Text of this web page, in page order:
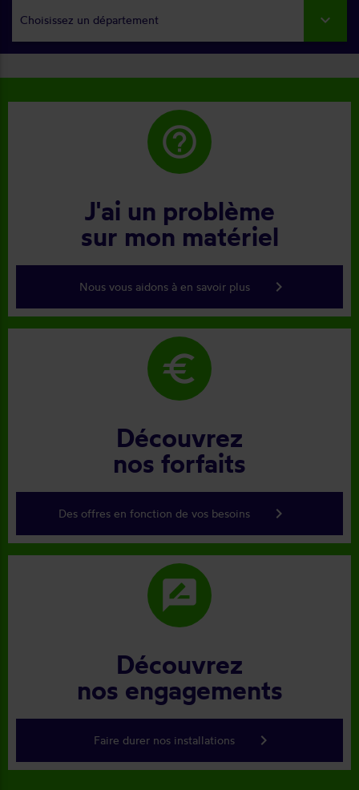
Choisissez un département
help_outline
J'ai un problème
sur mon matériel
Nous vous aidons à en savoir plus keyboard_arrow_right
euro
Découvrez
nos forfaits
Des offres en fonction de vos besoins keyboard_arrow_right
rate_review
Découvrez
nos engagements
Faire durer nos installations keyboard_arrow_right